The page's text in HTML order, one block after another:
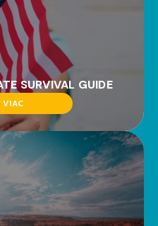
SURVIVAL GUIDE
VIAC